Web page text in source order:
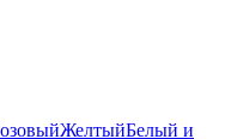
ЖелтыйБелый и